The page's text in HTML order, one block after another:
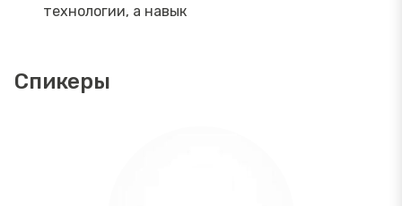
технологии, а навык
Спикеры